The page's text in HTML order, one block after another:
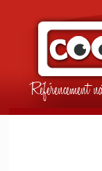
Référencement